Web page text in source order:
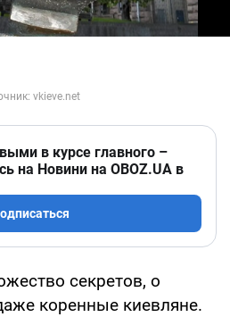
в курсе главного –
на Новини на OBOZ.UA в
секретов, о
коренные киевляне.